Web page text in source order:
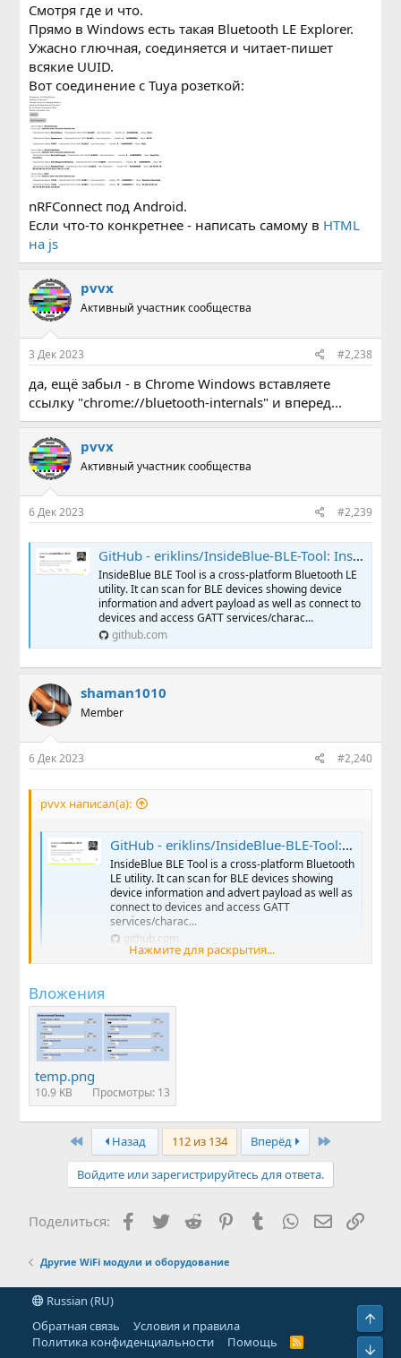
Смотря где и что.
Прямо в Windows есть такая Bluetooth LE Explorer.
Ужасно глючная, соединяется и читает-пишет
всякие UUID.
Вот соединение с Tuya розеткой:
nRFConnect под Android.
Если что-то конкретнее - написать самому в HTML
на js
pvvx
Активный участник сообщества
3 Дек 2023 #2,238
да, ещё забыл - в Chrome Windows вставляете
ссылку "chrome://bluetooth-internals" и вперед...
pvvx
Активный участник сообщества
6 Дек 2023 #2,239
GitHub - eriklins/InsideBlue-BLE-Tool: InsideBlue BLE Tool is a cross-platform Bluetooth LE utility. It can scan for BLE devices showing device information and advert payload as well as connect to devices and access GATT services/characteristics.
InsideBlue BLE Tool is a cross-platform Bluetooth LE
utility. It can scan for BLE devices showing device
information and advert payload as well as connect to
devices and access GATT services/charac...
github.com
shaman1010
Member
6 Дек 2023 #2,240
pvvx написал(а):
GitHub - eriklins/InsideBlue-BLE-Tool: InsideBlue BLE Tool is a cross-platform Bluetooth LE utility. It can scan for BLE devices showing device information and advert payload as well as connect to devices and access GATT services/characteristics.
InsideBlue BLE Tool is a cross-platform Bluetooth
LE utility. It can scan for BLE devices showing
device information and advert payload as well as
connect to devices and access GATT
services/charac...
github.com
Нажмите для раскрытия...
Вложения
temp.png
10.9 KB Просмотры: 13
First Назад 112 из 134 Вперёд Last
Войдите или зарегистрируйтесь для ответа.
Поделиться: Facebook
TwitterReddit PinterestTumblrWhatsApp
Другие WiFi модули и оборудование
Russian (RU)
Обратная связь
Условия и правила
Политика конфиденциальности
Помощь
R